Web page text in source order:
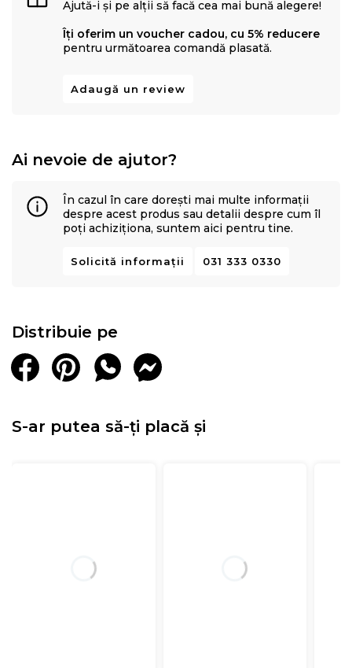
Ajută-i și pe alții să facă cea mai bună alegere!
Îți oferim un voucher cadou, cu 5% reducere
pentru următoarea comandă plasată.
Adaugă un review
Ai nevoie de ajutor?
În cazul în care dorești mai multe informații
despre acest produs sau detalii despre cum îl
poți achiziționa, suntem aici pentru tine.
Solicită informații 031 333 0330
Distribuie pe
S-ar putea să-ți placă și